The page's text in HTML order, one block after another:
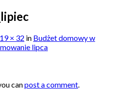
× 32 in Budżet domowy w
lipca
canpost a comment